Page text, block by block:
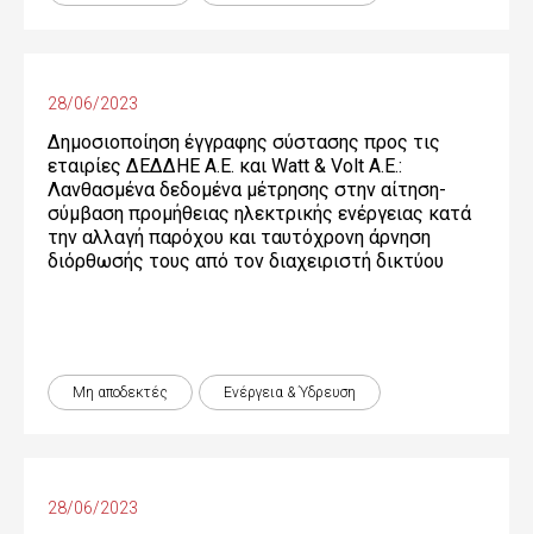
28/06/2023
Δημοσιοποίηση έγγραφης σύστασης προς τις
εταιρίες ΔΕΔΔΗΕ Α.Ε. και Watt & Volt Α.Ε.:
Λανθασμένα δεδομένα μέτρησης στην αίτηση-
σύμβαση προμήθειας ηλεκτρικής ενέργειας κατά
την αλλαγή παρόχου και ταυτόχρονη άρνηση
διόρθωσής τους από τον διαχειριστή δικτύου
Μη αποδεκτές Ενέργεια & Ύδρευση
28/06/2023